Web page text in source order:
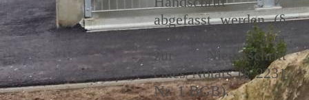
abgefasst werden (§
2247 BGB) oder aber
zur Niederschrift
eines Notars (§ 2231
Nr. 1 BGB).